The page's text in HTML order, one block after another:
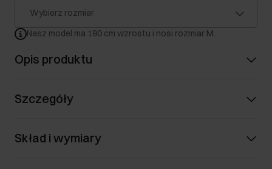
Wybierz rozmiar
Nasz model ma 190 cm wzrostu i nosi rozmiar M.
Opis produktu
Szczegóły
Skład i wymiary